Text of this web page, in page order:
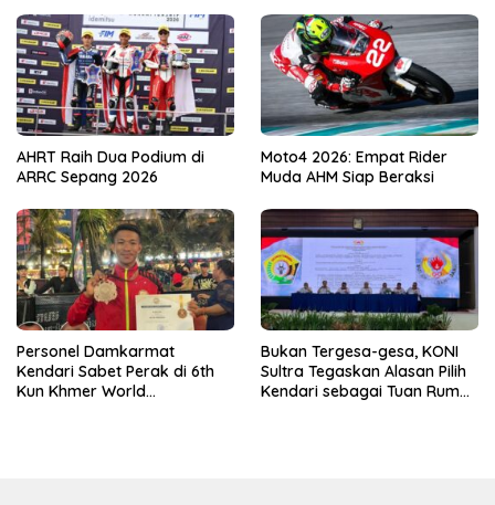
AHRT Raih Dua Podium di
ARRC Sepang 2026
Moto4 2026: Empat Rider
Muda AHM Siap Beraksi
Personel Damkarmat
Kendari Sabet Perak di 6th
Kun Khmer World
Bukan Tergesa-gesa, KONI
Sultra Tegaskan Alasan Pilih
Kendari sebagai Tuan Rumah